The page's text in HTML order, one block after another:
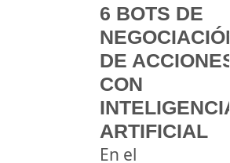
6 BOTS DE
NEGOCIACIÓN
DE ACCIONES
CON
INTELIGENCIA
ARTIFICIAL
En el